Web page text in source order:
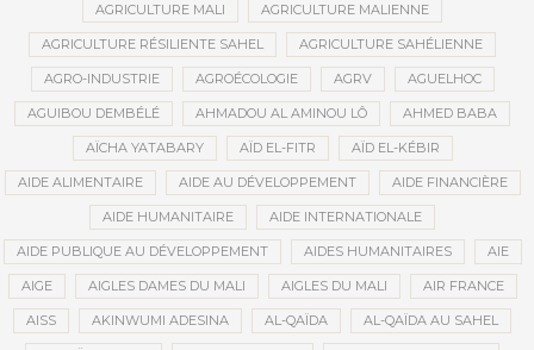
AGRICULTURE MALI AGRICULTURE MALIENNE
AGRICULTURE RÉSILIENTE SAHEL AGRICULTURE SAHÉLIENNE
AGRO-INDUSTRIE AGROÉCOLOGIE AGRV AGUELHOC
AGUIBOU DEMBÉLÉ AHMADOU AL AMINOU LÔ AHMED BABA
AÏCHA YATABARY AÏD EL-FITR AÏD EL-KÉBIR
AIDE ALIMENTAIRE AIDE AU DÉVELOPPEMENT AIDE FINANCIÈRE
AIDE HUMANITAIRE AIDE INTERNATIONALE
AIDE PUBLIQUE AU DÉVELOPPEMENT AIDES HUMANITAIRES AIE
AIGE AIGLES DAMES DU MALI AIGLES DU MALI AIR FRANCE
AISS AKINWUMI ADESINA AL-QAÏDA AL-QAÏDA AU SAHEL